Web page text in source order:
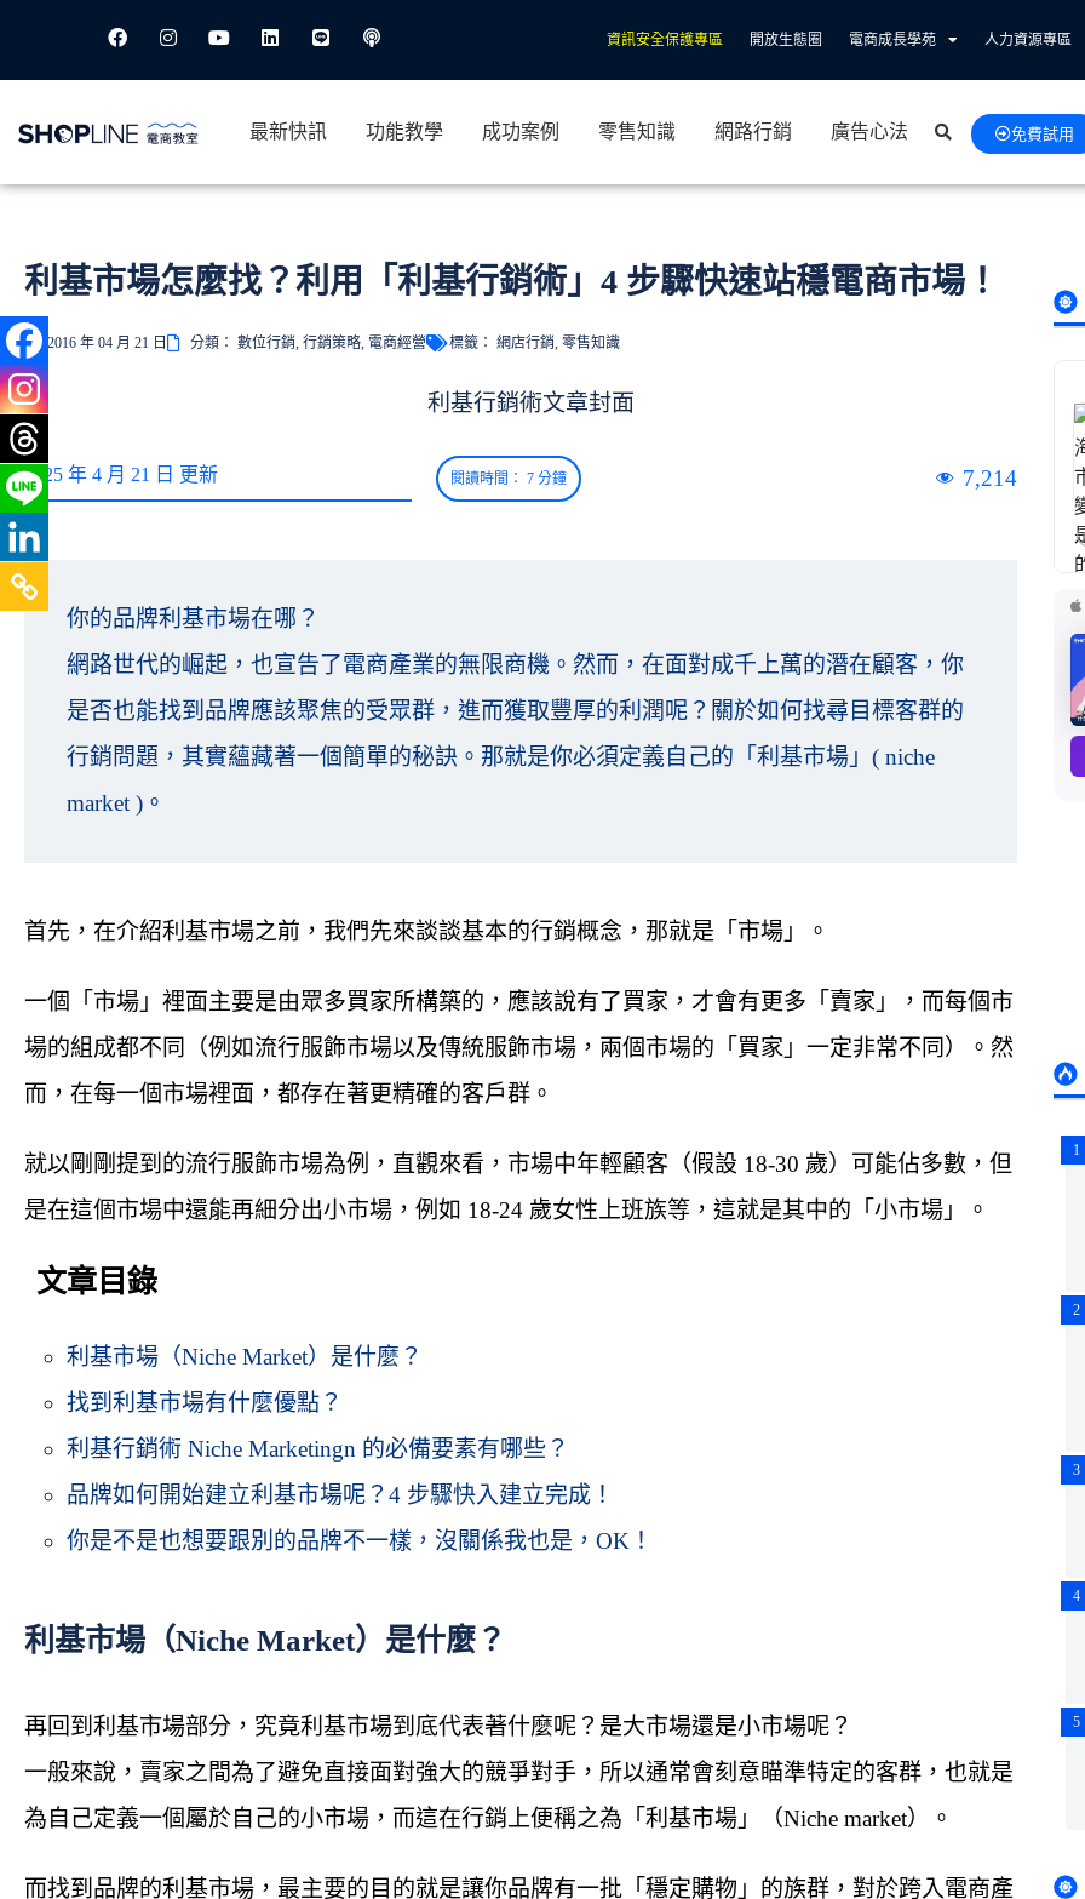
資訊安全保護專區 開放生態圈 電商成長學苑 人力資源專區
最新快訊 功能教學 成功案例 零售知識 網路行銷 廣告心法 免費試用
利基市場怎麼找？利用「利基行銷術」4 步驟快速站穩電商市場！
2016 年 04 月 21 日 分類： 數位行銷, 行銷策略, 電商經營 標籤： 網店行銷, 零售知識
2025 年 4 月 21 日 更新 7,214
你的品牌利基市場在哪？
網路世代的崛起，也宣告了電商產業的無限商機。然而，在面對成千上萬的潛在顧客，你
是否也能找到品牌應該聚焦的受眾群，進而獲取豐厚的利潤呢？關於如何找尋目標客群的
行銷問題，其實蘊藏著一個簡單的秘訣。那就是你必須定義自己的「利基市場」( niche
market )。
首先，在介紹利基市場之前，我們先來談談基本的行銷概念，那就是「市場」。
一個「市場」裡面主要是由眾多買家所構築的，應該說有了買家，才會有更多「賣家」，而每個市
場的組成都不同（例如流行服飾市場以及傳統服飾市場，兩個市場的「買家」一定非常不同）。然
而，在每一個市場裡面，都存在著更精確的客戶群。
就以剛剛提到的流行服飾市場為例，直觀來看，市場中年輕顧客（假設 18-30 歲）可能佔多數，但
是在這個市場中還能再細分出小市場，例如 18-24 歲女性上班族等，這就是其中的「小市場」。
文章目錄
利基市場（Niche Market）是什麼？
找到利基市場有什麼優點？
利基行銷術 Niche Marketingn 的必備要素有哪些？
品牌如何開始建立利基市場呢？4 步驟快入建立完成！
你是不是也想要跟別的品牌不一樣，沒關係我也是，OK！
利基市場（Niche Market）是什麼？
再回到利基市場部分，究竟利基市場到底代表著什麼呢？是大市場還是小市場呢？
一般來說，賣家之間為了避免直接面對強大的競爭對手，所以通常會刻意瞄準特定的客群，也就是
為自己定義一個屬於自己的小市場，而這在行銷上便稱之為「利基市場」（Niche market）。
而找到品牌的利基市場，最主要的目的就是讓你品牌有一批「穩定購物」的族群，對於跨入電商產
1
2
3
4
5